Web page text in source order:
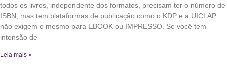
todos os livros, independente dos formatos, precisam ter o número de
ISBN, mas tem plataformas de publicação como o KDP e a UICLAP
não exigem o mesmo para EBOOK ou IMPRESSO. Se você tem
intensão de
Leia mais »